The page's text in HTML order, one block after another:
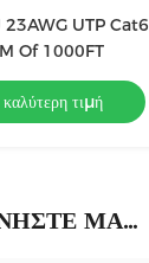
23AWG UTP Cat6
Of 1000FT
τιμή
ΕΠΙΚΟΙΝΩΝΉΣΤΕ ΜΑΖΊ ΜΑΣ